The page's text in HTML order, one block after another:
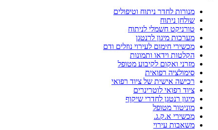
מנורות לחדר ניתוח וטיפולים
שולחן ניתוח
טורניקט חשמלי לניתוח
מערכות מיגון לרנטגן
מכשירי חימום לעירוי נוזלים ודם
הקלטות וידאו ותמונות
מזרני ואקום לקיבוע מטופל
סימולציה רפואית
רכישה אישית של ציוד רפואי
ציוד רפואי לוטרינרים
מיגון רנטגן לחדרי שיקוף
מוניטור מטופל
מכשירי א.ק.ג.
משאבות עירוי